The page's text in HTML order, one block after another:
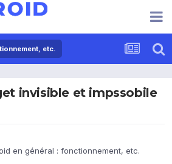
etc.
invisible et impssobile
en général : fonctionnement, etc.